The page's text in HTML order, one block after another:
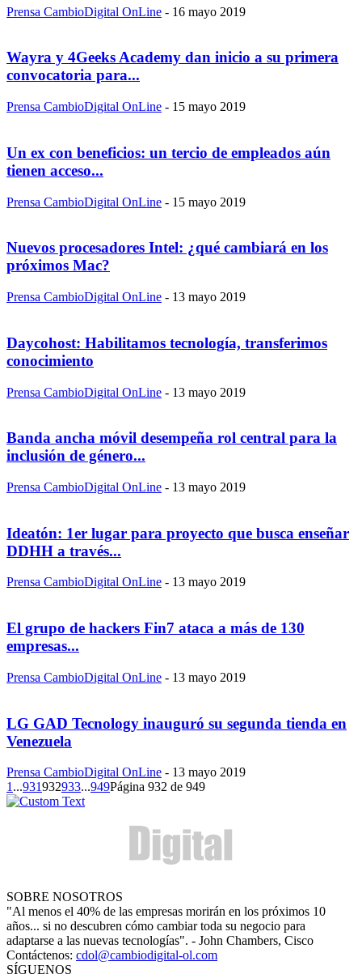
Prensa CambioDigital OnLine - 16 mayo 2019
Wayra y 4Geeks Academy dan inicio a su primera
convocatoria para...
Prensa CambioDigital OnLine - 15 mayo 2019
Un ex con beneficios: un tercio de empleados aún
tienen acceso...
Prensa CambioDigital OnLine - 15 mayo 2019
Nuevos procesadores Intel: ¿qué cambiará en los
próximos Mac?
Prensa CambioDigital OnLine - 13 mayo 2019
Daycohost: Habilitamos tecnología, transferimos
conocimiento
Prensa CambioDigital OnLine - 13 mayo 2019
Banda ancha móvil desempeña rol central para la
inclusión de género...
Prensa CambioDigital OnLine - 13 mayo 2019
Ideatón: 1er lugar para proyecto que busca enseñar
DDHH a través...
Prensa CambioDigital OnLine - 13 mayo 2019
El grupo de hackers Fin7 ataca a más de 130
empresas...
Prensa CambioDigital OnLine - 13 mayo 2019
LG GAD Tecnology inauguró su segunda tienda en
Venezuela
Prensa CambioDigital OnLine - 13 mayo 2019
1 ...931932933...949Página 932 de 949
SOBRE NOSOTROS
"Al menos el 40% de las empresas morirán en los próximos 10
años... si no descubren cómo cambiar toda su negocio para
adaptarse a las nuevas tecnologías". - John Chambers, Cisco
Contáctenos: cdol@cambiodigital-ol.com
SÍGUENOS